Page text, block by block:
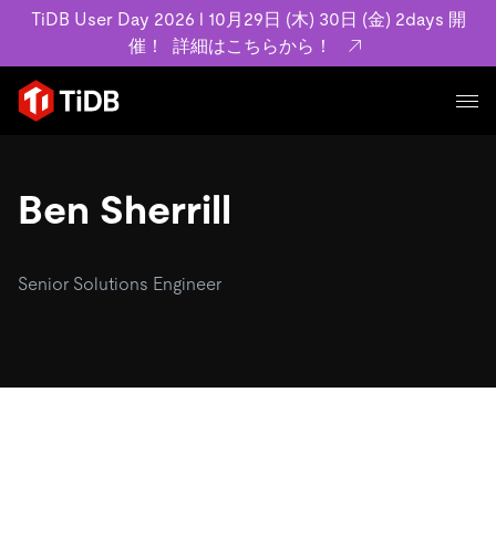
TiDB User Day 2026 l 10月29日 (木) 30日 (金) 2days 開
催！
詳細はこちらから！
プロダクト
MySQL互換の分散データベースで高可用性と水平スケー
ラビリティを備え大規模データをリアルタイムで処理でき
詳細はこちら
ユースケース
お客様事例やユーザーによる検証結果の記事などを紹介し
業界
リソース
Ben Sherrill
Senior Solutions Engineer